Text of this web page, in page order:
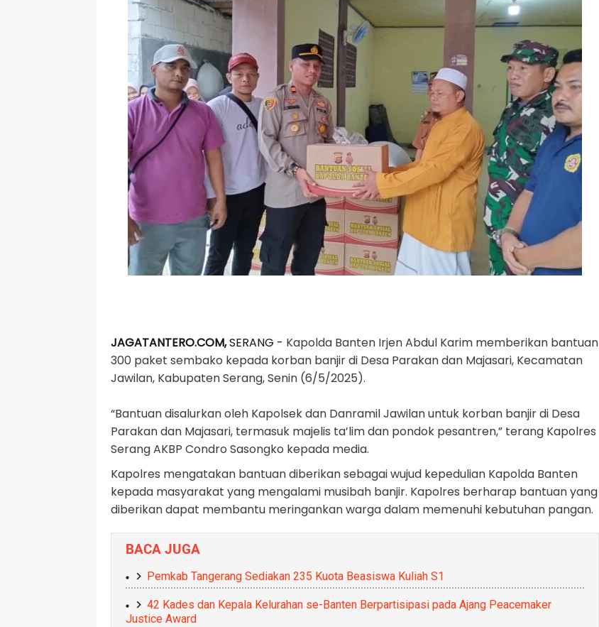
JAGATANTERO.COM,SERANG - Kapolda Banten Irjen Abdul Karim memberikan bantuan
300 paket sembako kepada korban banjir di Desa Parakan dan Majasari, Kecamatan
Jawilan, Kabupaten Serang, Senin (6/5/2025).
“Bantuan disalurkan oleh Kapolsek dan Danramil Jawilan untuk korban banjir di Desa
Parakan dan Majasari, termasuk majelis ta’lim dan pondok pesantren,” terang Kapolres
Serang AKBP Condro Sasongko kepada media.
Kapolres mengatakan bantuan diberikan sebagai wujud kepedulian Kapolda Banten
kepada masyarakat yang mengalami musibah banjir. Kapolres berharap bantuan yang
diberikan dapat membantu meringankan warga dalam memenuhi kebutuhan pangan.
BACA JUGA
Pemkab Tangerang Sediakan 235 Kuota Beasiswa Kuliah S1
42 Kades dan Kepala Kelurahan se-Banten Berpartisipasi pada Ajang Peacemaker
Justice Award